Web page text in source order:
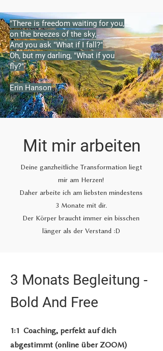
"There is freedom waiting for you,
on the breezes of the sky,
And you ask "What if I fall?"
Oh, but my darling, "What if you
fly?"
Erin Hanson
Mit mir arbeiten
Deine ganzheitliche Transformation liegt
mir am Herzen!
Daher arbeite ich am liebsten mindestens
3 Monate mit dir.
Der Körper braucht immer ein bisschen
länger als der Verstand :D
3 Monats Begleitung -
Bold And Free
1:1 Coaching, perfekt auf dich
abgestimmt (online über ZOOM)